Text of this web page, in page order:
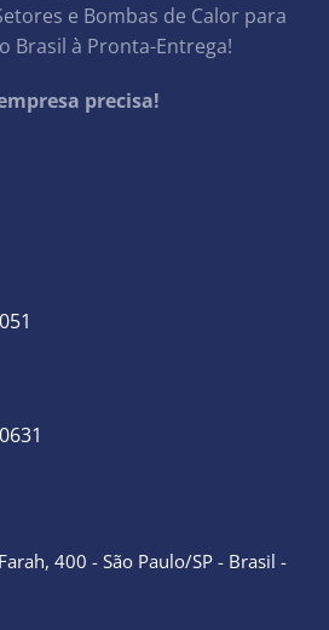
e Bombas de Calor para
Brasil à Pronta-Entrega!
precisa!
400 - São Paulo/SP - Brasil -